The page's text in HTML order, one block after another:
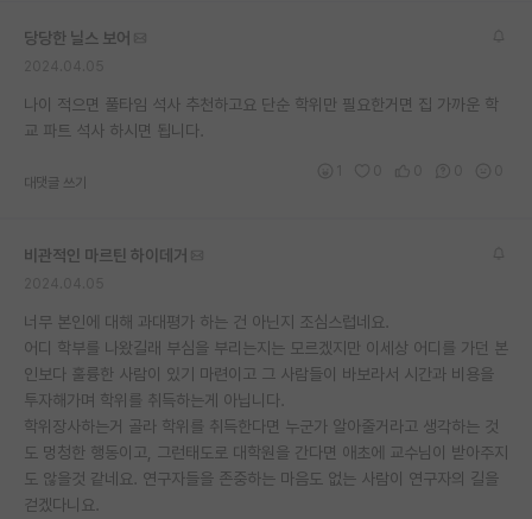
반도체 아카데미
당당한 닐스 보어
나이 적으면 풀타임 석사 추천하고요 단순 학위만 필요한거면 집 가까운 학
교 파트 석사 하시면 됩니다.
대댓글 쓰기
비관적인 마르틴 하이데거
너무 본인에 대해 과대평가 하는 건 아닌지 조심스럽네요.
어디 학부를 나왔길래 부심을 부리는지는 모르겠지만 이세상 어디를 가던 본
인보다 훌륭한 사람이 있기 마련이고 그 사람들이 바보라서 시간과 비용을
투자해가며 학위를 취득하는게 아닙니다.
학위장사하는거 골라 학위를 취득한다면 누군가 알아줄거라고 생각하는 것
도 멍청한 행동이고, 그런태도로 대학원을 간다면 애초에 교수님이 받아주지
도 않을것 같네요. 연구자들을 존중하는 마음도 없는 사람이 연구자의 길을
걷겠다니요.